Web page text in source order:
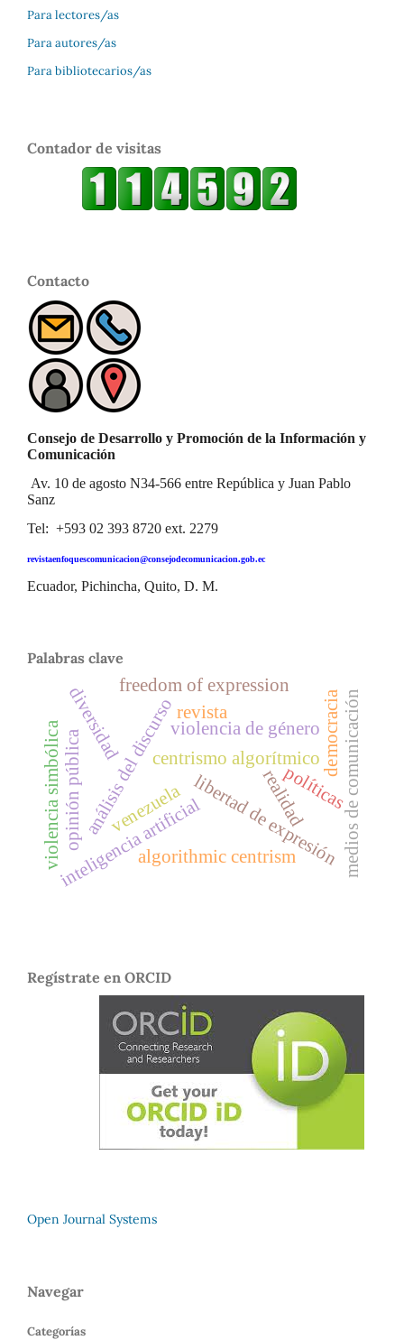
Para lectores/as
Para autores/as
Para bibliotecarios/as
Contador de visitas
Contacto
Consejo de Desarrollo y Promoción de la Información y
Comunicación
Av. 10 de agosto N34-566 entre República y Juan Pablo
Sanz
Tel: +593 02 393 8720 ext. 2279
revistaenfoquescomunicacion@consejodecomunicacion.gob.ec
Ecuador, Pichincha, Quito, D. M.
Palabras clave
inteligencia artificial
análisis del discursocentrismo algorítmico
libertad de expresión
opinión pública
algorithmic centrism
freedom of expression
medios de comunicación
violencia de género
violencia simbólicadiversidad
realidad
venezuela políticas
revista democracia
Regístrate en ORCID
Open Journal Systems
Navegar
Categorías